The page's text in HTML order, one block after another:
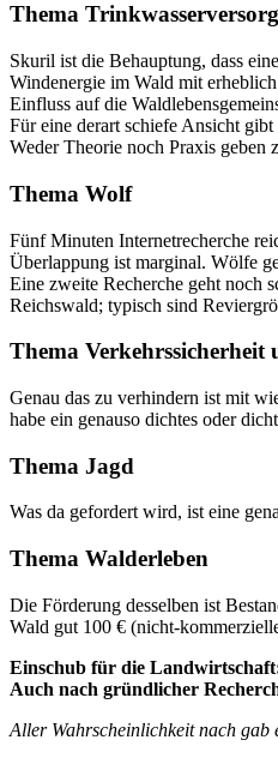
Thema
Skuril ist die Behauptung, dass
Windenergie im Wald mit
Einfluss auf die
Für eine derart schiefe Ansicht
Weder Theorie noch Praxis geben
Thema Wolf
Fünf Minuten Internetrecherche
Überlappung ist marginal. Wölfe
Eine zweite Recherche geht noch
Reichswald; typisch sind
Thema
Genau das zu verhindern ist mit
habe ein genauso dichtes oder
Thema Jagd
Was da gefordert wird, ist eine
Thema Walderleben
Die Förderung desselben ist
Wald gut 100 € (nicht-
Einschub für die
Auch nach gründlicher
Aller Wahrscheinlichkeit nach gab